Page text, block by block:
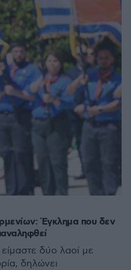
Έγκλημα που δεν
δύο λαοί με
δηλώνει